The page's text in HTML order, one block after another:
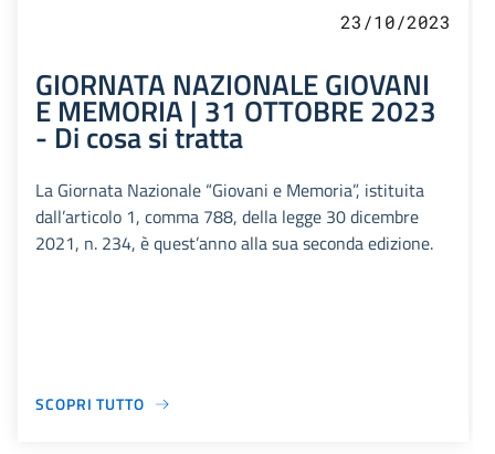
23/10/2023
GIORNATA NAZIONALE GIOVANI
E MEMORIA | 31 OTTOBRE 2023
- Di cosa si tratta
La Giornata Nazionale “Giovani e Memoria”, istituita
dall’articolo 1, comma 788, della legge 30 dicembre
2021, n. 234, è quest’anno alla sua seconda edizione.
SCOPRI TUTTO